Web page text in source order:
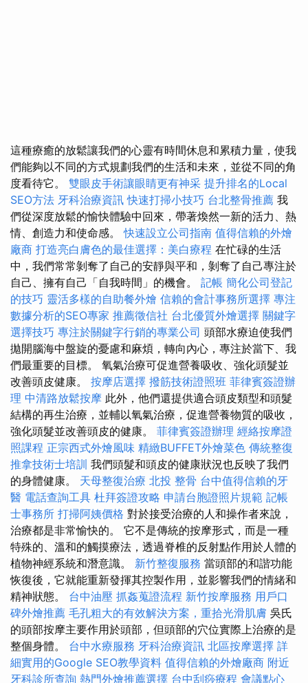
這種療癒的放鬆讓我們的心靈有時間休息和累積力量，使我
們能夠以不同的方式規劃我們的生活和未來，並從不同的角
度看待它。 雙眼皮手術讓眼睛更有神采 提升排名的Local
SEO方法 牙科治療資訊 快速打掃小技巧 台北整骨推薦 我
們從深度放鬆的愉快體驗中回來，帶著煥然一新的活力、熱
情、創造力和使命感。快速設立公司指南 值得信賴的外燴
廠商 打造亮白膚色的最佳選擇：美白療程 在忙碌的生活
中，我們常常剝奪了自己的安靜與平和，剝奪了自己專注於
自己、擁有自己「自我時間」的機會。 記帳 簡化公司登記
的技巧 靈活多樣的自助餐外燴 信賴的會計事務所選擇 專注
數據分析的SEO專家 推薦徵信社 台北優質外燴選擇 關鍵字
選擇技巧 專注於關鍵字行銷的專業公司 頭部水療迫使我們
拋開腦海中盤旋的憂慮和麻煩，轉向內心，專注於當下、我
們最重要的目標。 氧氣治療可促進營養吸收、強化頭髮並
改善頭皮健康。 按摩店選擇 撥筋技術證照班 菲律賓簽證辦
理 中清路放鬆按摩 此外，他們還提供適合頭皮類型和頭髮
結構的再生治療，並輔以氧氣治療，促進營養物質的吸收，
強化頭髮並改善頭皮的健康。 菲律賓簽證辦理 經絡按摩證
照課程 正宗西式外燴風味 精緻BUFFET外燴菜色 傳統整復
推拿技術士培訓 我們頭髮和頭皮的健康狀況也反映了我們
的身體健康。 天母整復治療 北投 整骨 台中值得信賴的牙
醫 電話查詢工具 杜拜簽證攻略 申請台胞證照片規範 記帳
士事務所 打掃阿姨價格 對於接受治療的人和操作者來說，
治療都是非常愉快的。 它不是傳統的按摩形式，而是一種
特殊的、溫和的觸摸療法，透過脊椎的反射點作用於人體的
植物神經系統和潛意識。 新竹整復服務 當頭部的和諧功能
恢復後，它就能重新發揮其控製作用，並影響我們的情緒和
精神狀態。 台中油壓 抓姦蒐證流程 新竹按摩服務 用戶口
碑外燴推薦 毛孔粗大的有效解決方案，重拾光滑肌膚 吳氏
的頭部按摩主要作用於頭部，但頭部的穴位實際上治療的是
整個身體。 台中水療服務 牙科治療資訊 北區按摩選擇 詳
細實用的Google SEO教學資料 值得信賴的外燴廠商 附近
牙科診所查詢 熱門外燴推薦選擇 台中刮痧療程 會議點心